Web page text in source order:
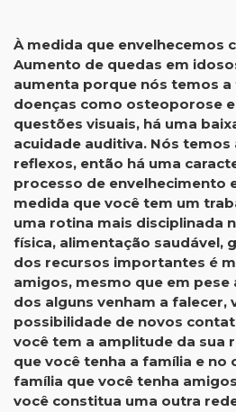
À medida que envelhecemos
Aumento de quedas em
aumenta porque nós temos
doenças como osteoporose
questões visuais, há uma
acuidade auditiva. Nós temos
reflexos, então há uma
processo de envelhecimento
medida que você tem um
uma rotina mais disciplinada
física, alimentação saudável,
dos recursos importantes é
amigos, mesmo que em pese
dos alguns venham a falecer,
possibilidade de novos
você tem a amplitude da sua
que você tenha a família e no
família que você tenha
você constitua uma outra